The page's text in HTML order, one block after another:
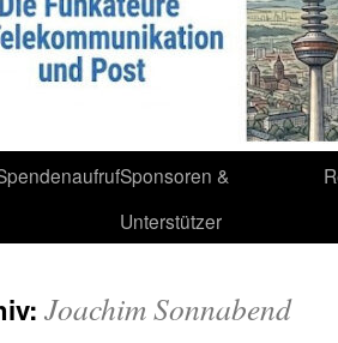
Sponsoren &
Unterstützer
Joachim Sonnabend